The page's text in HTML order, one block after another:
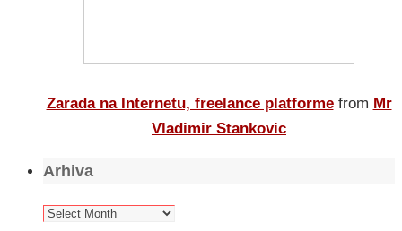
Zarada na Internetu, freelance platforme from Mr
Vladimir Stankovic
Arhiva
Arhiva